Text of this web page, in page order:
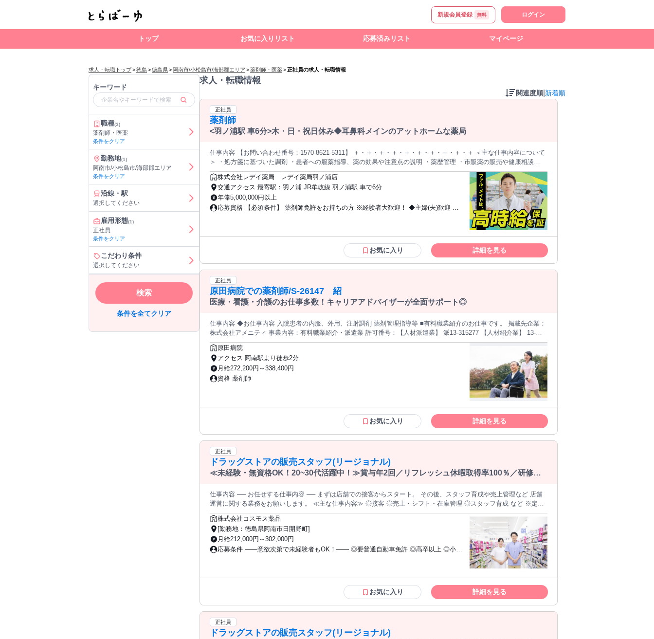
新規会員登録 無料 ログイン
トップ お気に入りリスト 応募済みリスト マイページ
求人・転職トップ>徳島 >徳島県>阿南市/小松島市/海部郡エリア >薬剤師・医薬>正社員の求人・転職情報
キーワード
職種(3)
薬剤師・医薬
条件をクリア
勤務地(1)
阿南市/小松島市/海部郡エリア
条件をクリア
沿線・駅
選択してください
雇用形態(1)
正社員
条件をクリア
こだわり条件
選択してください
検索
条件を全てクリア
求人・転職情報
関連度順 新着順
正社員
薬剤師
<羽ノ浦駅 車6分>木・日・祝日休み◆耳鼻科メインのアットホームな薬局
仕事内容 【お問い合わせ番号：1570-8621-5311】 ＋・＋・＋・＋・＋・＋・＋・＋・＋・＋ ＜主な仕事内容について
＞ ・処方箋に基づいた調剤 ・患者への服薬指導、薬の効果や注意点の説明 ・薬歴管理 ・市販薬の販売や健康相談
＋・＋・＋・＋・＋・＋・＋・＋・＋・＋ 処方科目：耳 ※この求人は株式会社ファル・メイトからの人材紹介のお仕
事です。 ※紹介後は「正社員」としての雇用になります。
株式会社レデイ薬局 レデイ薬局羽ノ浦店
交通アクセス 最寄駅：羽ノ浦 JR牟岐線 羽ノ浦駅 車で6分
年俸5,000,000円以上
応募資格 【必須条件】 薬剤師免許をお持ちの方 ※経験者大歓迎！ ◆主婦(夫)歓迎 ◆
お気に入り 詳細を見る
正社員
原田病院での薬剤師/S-26147 紹
医療・看護・介護のお仕事多数！キャリアアドバイザーが全面サポート◎
仕事内容 ◆お仕事内容 入院患者の内服、外用、注射調剤 薬剤管理指導等 ■有料職業紹介のお仕事です。 掲載先企業：
株式会社アメニティ 事業内容：有料職業紹介・派遣業 許可番号：【人材派遣業】 派13-315277 【人材紹介業】 13-
ユ-312924
原田病院
アクセス 阿南駅より徒歩2分
月給272,200円～338,400円
資格 薬剤師
お気に入り 詳細を見る
正社員
ドラッグストアの販売スタッフ(リージョナル)
≪未経験・無資格OK！20~30代活躍中！≫賞与年2回／リフレッシュ休暇取得率100％／研修制
仕事内容 ── お任せする仕事内容 ── まずは店舗での接客からスタート。 その後、スタッフ育成や売上管理など 店舗
運営に関する業務をお願いします。 ≪主な仕事内容≫ ◎接客 ◎売上・シフト・在庫管理 ◎スタッフ育成 など ※定番
商品は自動発注 ※セールや特売なし ※月間の作業量はシフト作成前に確定済み ※細かなマニュアルがあるからサービ
スの質がどの店舗も均一に！ ※能力や意欲次第で、本部専門職も選択肢に 【TOPIC】資格取得支援あり / 長期 / 新卒 /
大量募集 / 経験者歓迎 / 有資格者歓迎 / 研修あり / 社会保険完備 / 制服貸与 / 賞与あり / ブランクOK / 交通費支給 / 禁
煙・分煙 / シフト制 / 社割あり / 長期休暇あり / 昇給あり / 第二新卒歓迎 / 寮・社宅あり / 昇格あり
株式会社コスモス薬品
[勤務地：徳島県阿南市日開野町]
月給212,000円～302,000円
応募条件 ――意欲次第で未経験者もOK！―― ◎要普通自動車免許 ◎高卒以上 ◎小売
転職者が増えてきており、入社後活躍に繋がっています。もちろん異業界からの応募
お気に入り 詳細を見る
正社員
ドラッグストアの販売スタッフ(リージョナル)